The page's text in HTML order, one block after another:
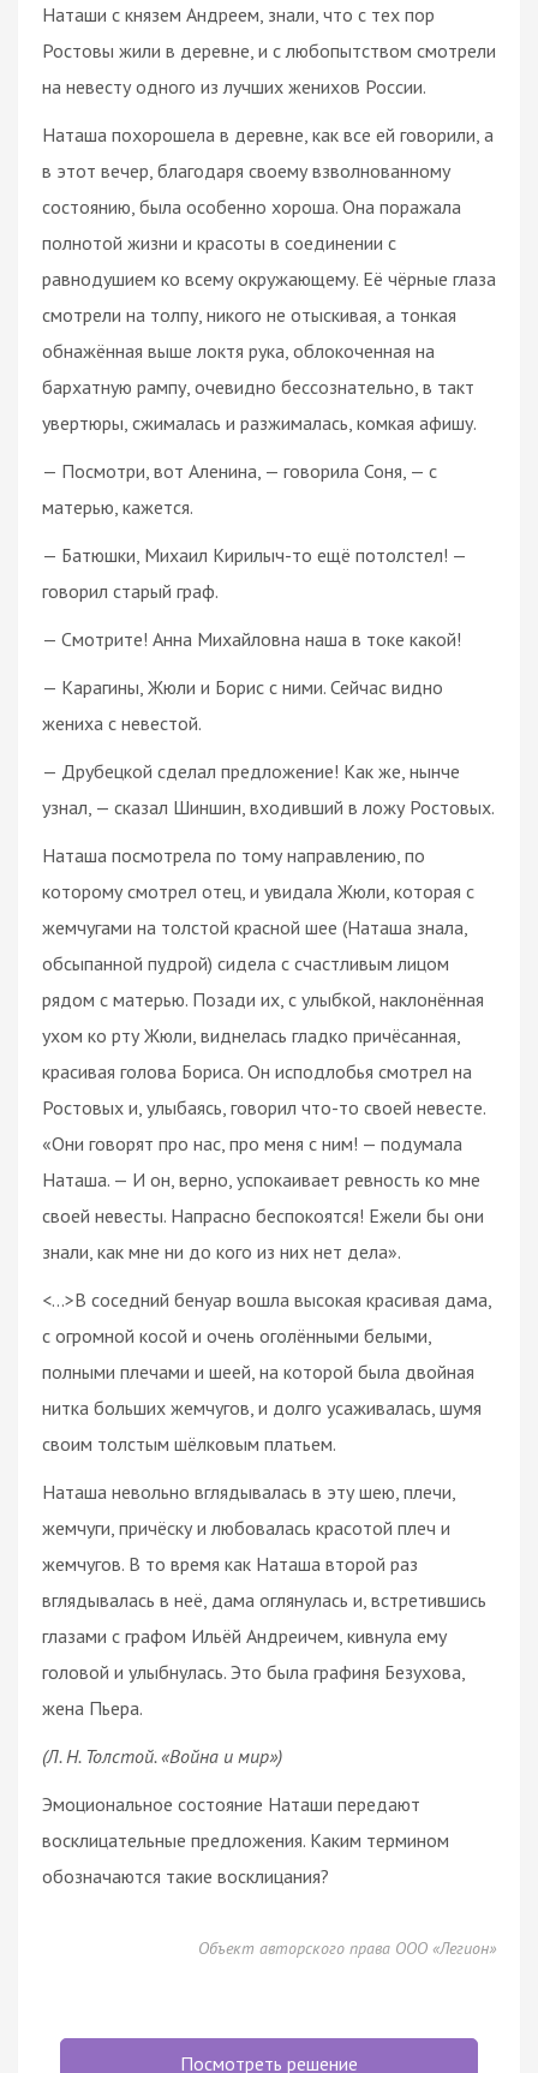
Наташи с князем Андреем, знали, что с тех пор
Ростовы жили в деревне, и с любопытством смотрели
на невесту одного из лучших женихов России.
Наташа похорошела в деревне, как все ей говорили, а
в этот вечер, благодаря своему взволнованному
состоянию, была особенно хороша. Она поражала
полнотой жизни и красоты в соединении с
равнодушием ко всему окружающему. Её чёрные глаза
смотрели на толпу, никого не отыскивая, а тонкая
обнажённая выше локтя рука, облокоченная на
бархатную рампу, очевидно бессознательно, в такт
увертюры, сжималась и разжималась, комкая афишу.
— Посмотри, вот Аленина, — говорила Соня, — с
матерью, кажется.
— Батюшки, Михаил Кирилыч-то ещё потолстел! —
говорил старый граф.
— Смотрите! Анна Михайловна наша в токе какой!
— Карагины, Жюли и Борис с ними. Сейчас видно
жениха с невестой.
— Друбецкой сделал предложение! Как же, нынче
узнал, — сказал Шиншин, входивший в ложу Ростовых.
Наташа посмотрела по тому направлению, по
которому смотрел отец, и увидала Жюли, которая с
жемчугами на толстой красной шее (Наташа знала,
обсыпанной пудрой) сидела с счастливым лицом
рядом с матерью. Позади их, с улыбкой, наклонённая
ухом ко рту Жюли, виднелась гладко причёсанная,
красивая голова Бориса. Он исподлобья смотрел на
Ростовых и, улыбаясь, говорил что-то своей невесте.
«Они говорят про нас, про меня с ним! — подумала
Наташа. — И он, верно, успокаивает ревность ко мне
своей невесты. Напрасно беспокоятся! Ежели бы они
знали, как мне ни до кого из них нет дела».
<…>В соседний бенуар вошла высокая красивая дама,
с огромной косой и очень оголёнными белыми,
полными плечами и шеей, на которой была двойная
нитка больших жемчугов, и долго усаживалась, шумя
своим толстым шёлковым платьем.
Наташа невольно вглядывалась в эту шею, плечи,
жемчуги, причёску и любовалась красотой плеч и
жемчугов. В то время как Наташа второй раз
вглядывалась в неё, дама оглянулась и, встретившись
глазами с графом Ильёй Андреичем, кивнула ему
головой и улыбнулась. Это была графиня Безухова,
жена Пьера.
(Л. Н. Толстой. «Война и мир»)
Эмоциональное состояние Наташи передают
восклицательные предложения. Каким термином
обозначаются такие восклицания?
Объект авторского права ООО «Легион»
Посмотреть решение